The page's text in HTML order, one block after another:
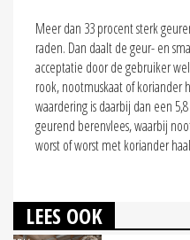
Meer dan 33 procent sterk
raden. Dan daalt de geur- en
acceptatie door de gebruiker
rook, nootmuskaat of koriander
waardering is daarbij dan een
geurend berenvlees, waarbij
worst of worst met koriander
LEES OOK